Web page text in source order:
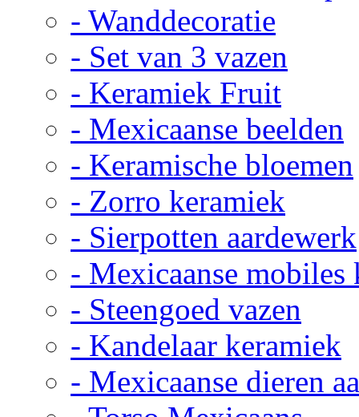
- Wanddecoratie
- Set van 3 vazen
- Keramiek Fruit
- Mexicaanse beelden
- Keramische bloemen
- Zorro keramiek
- Sierpotten aardewerk
- Mexicaanse mobiles
- Steengoed vazen
- Kandelaar keramiek
- Mexicaanse dieren